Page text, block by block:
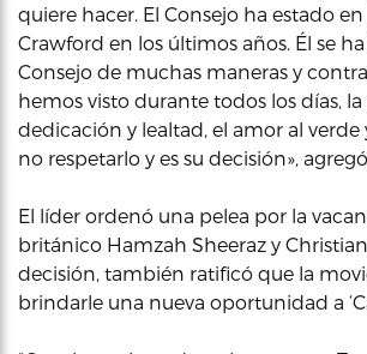
quiere hacer. El Consejo ha estado
Crawford en los últimos años. Él se
Consejo de muchas maneras y
hemos visto durante todos los días, la
dedicación y lealtad, el amor al verde
no respetarlo y es su decisión»,
El líder ordenó una pelea por la
británico Hamzah Sheeraz y
decisión, también ratificó que la
brindarle una nueva oportunidad a